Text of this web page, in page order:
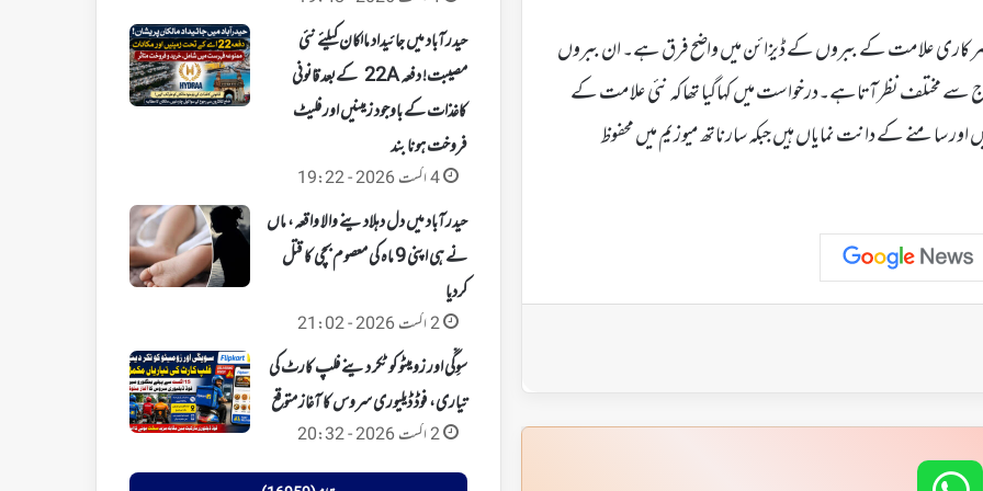
سرکاری علامت کے ببروں کے ڈیزائن میں واضح فرق ہے۔ ان ببروں
سے مختلف نظرآتاہے۔درخواست میں کہاگیا تھاکہ نئی علامت کے
اور سامنے کے دانت نمایاں ہیں جبکہ سارناتھ میوزیم میں محفوظ
حیدرآباد میں جائیداد مالکان کیلئے نئی
مصیبت! دفعہ 22A کےبعد قانونی
کاغذات کے باوجود زمینیں اور فلیٹ
فروخت ہونا بند
4 اگست 2026 - 19:22
حیدرآباد میں دل دہلادینے والا واقعہ، ماں
نے ہی اپنی 9 ماہ کی معصوم بچی کا قتل
کردیا
2 اگست 2026 - 21:02
سوِگّی اور زومیٹو کو ٹکر دینے فلپ کارٹ کی
تیاری، فوڈ ڈیلیوری سروس کا آغاز متوقع
2 اگست 2026 - 20:32